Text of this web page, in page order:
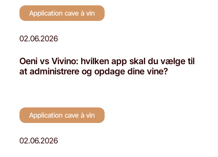
Application cave à vin
02.06.2026
Oeni vs Vivino: hvilken app skal du vælge til
at administrere og opdage dine vine?
Application cave à vin
02.06.2026